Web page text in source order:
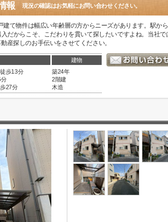
報 現況の確認はお気軽にお問い合わせください。
て物件は幅広い年齢層の方からニーズがあります。駅か
だからこそ、こだわりを貫いて探したいですよね。当社で
産探しのお手伝いをさせてください。
建物
徒歩13分
27分
築24年
2階建
木造